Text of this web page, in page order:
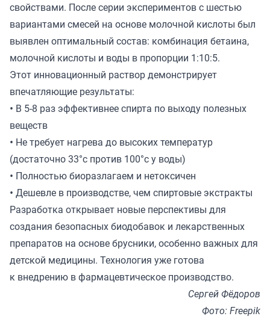
свойствами. После серии экспериментов с шестью
вариантами смесей на основе молочной кислоты был
выявлен оптимальный состав: комбинация бетаина,
молочной кислоты и воды в пропорции 1:10:5.
Этот инновационный раствор демонстрирует
впечатляющие результаты:
• В 5-8 раз эффективнее спирта по выходу полезных
веществ
• Не требует нагрева до высоких температур
(достаточно 33°c против 100°c у воды)
• Полностью биоразлагаем и нетоксичен
• Дешевле в производстве, чем спиртовые экстракты
Разработка открывает новые перспективы для
создания безопасных биодобавок и лекарственных
препаратов на основе брусники, особенно важных для
детской медицины. Технология уже готова
к внедрению в фармацевтическое производство.
Сергей Фёдоров
Фото: Freepik